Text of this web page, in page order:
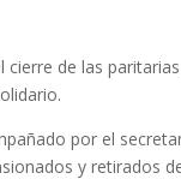
cierre de las
por el
y retirados